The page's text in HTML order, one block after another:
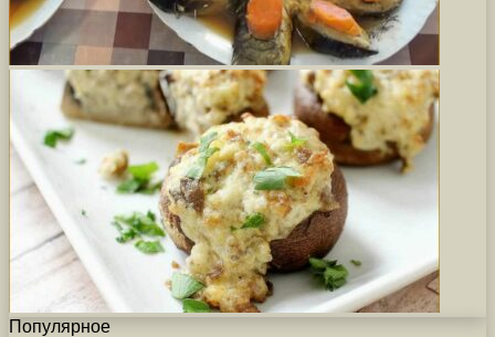
Популярное